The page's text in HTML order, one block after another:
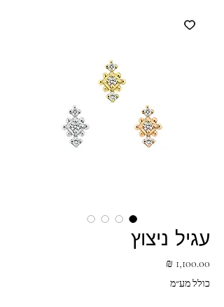
עגיל ניצוץ
כולל מע״מ